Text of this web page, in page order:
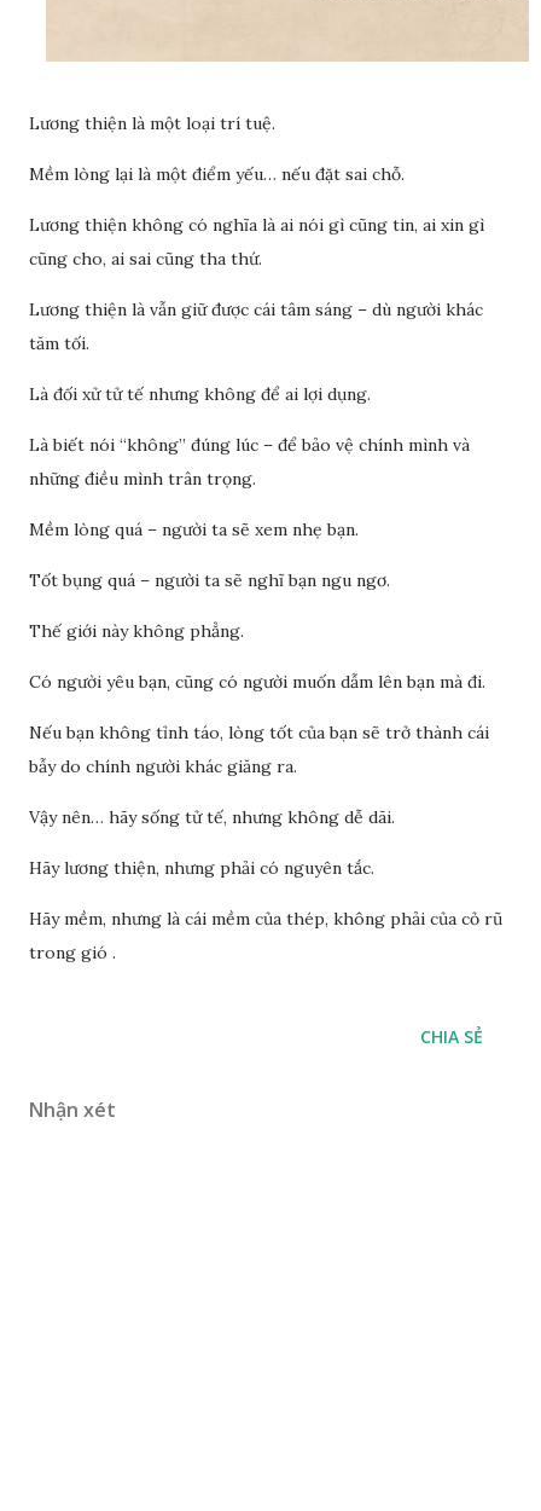
Lương thiện là một loại trí tuệ.
Mềm lòng lại là một điểm yếu… nếu đặt sai chỗ.
Lương thiện không có nghĩa là ai nói gì cũng tin, ai xin gì
cũng cho, ai sai cũng tha thứ.
Lương thiện là vẫn giữ được cái tâm sáng – dù người khác
tăm tối.
Là đối xử tử tế nhưng không để ai lợi dụng.
Là biết nói “không” đúng lúc – để bảo vệ chính mình và
những điều mình trân trọng.
Mềm lòng quá – người ta sẽ xem nhẹ bạn.
Tốt bụng quá – người ta sẽ nghĩ bạn ngu ngơ.
Thế giới này không phẳng.
Có người yêu bạn, cũng có người muốn dẫm lên bạn mà đi.
Nếu bạn không tỉnh táo, lòng tốt của bạn sẽ trở thành cái
bẫy do chính người khác giăng ra.
Vậy nên… hãy sống tử tế, nhưng không dễ dãi.
Hãy lương thiện, nhưng phải có nguyên tắc.
Hãy mềm, nhưng là cái mềm của thép, không phải của cỏ rũ
trong gió .
CHIA SẺ
Nhận xét